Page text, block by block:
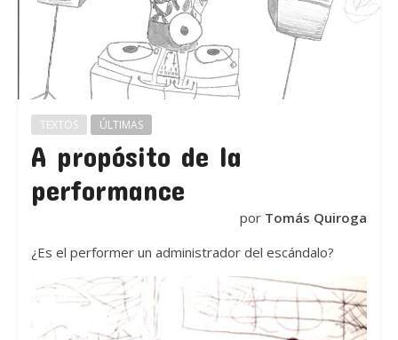
TEXTOS ÚLTIMAS
A propósito de la
performance
por Tomás Quiroga
¿Es el performer un administrador del escándalo?